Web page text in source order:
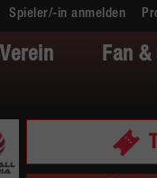
Spieler/-in anmelden
Verein
Fan